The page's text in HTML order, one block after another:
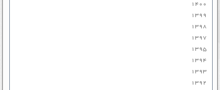
۱۴۰۰
۱۳۹۹
۱۳۹۸
۱۳۹۷
۱۳۹۵
۱۳۹۴
۱۳۹۳
۱۳۹۲